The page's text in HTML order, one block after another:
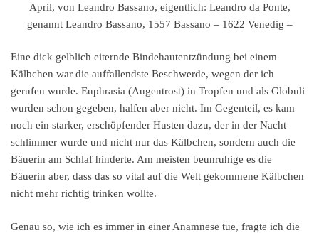
April, von Leandro Bassano, eigentlich: Leandro da Ponte,
genannt Leandro Bassano, 1557 Bassano – 1622 Venedig –
Eine dick gelblich eiternde Bindehautentzündung bei einem
Kälbchen war die auffallendste Beschwerde, wegen der ich
gerufen wurde. Euphrasia (Augentrost) in Tropfen und als Globuli
wurden schon gegeben, halfen aber nicht. Im Gegenteil, es kam
noch ein starker, erschöpfender Husten dazu, der in der Nacht
schlimmer wurde und nicht nur das Kälbchen, sondern auch die
Bäuerin am Schlaf hinderte. Am meisten beunruhige es die
Bäuerin aber, dass das so vital auf die Welt gekommene Kälbchen
nicht mehr richtig trinken wollte.
Genau so, wie ich es immer in einer Anamnese tue, fragte ich die